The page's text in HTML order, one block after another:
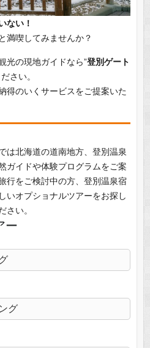
ない！
満喫してみませんか？
光の現地ガイドなら”登別ゲート
ださい。
得のいくサービスをご提案いた
は北海道の道南地方、登別温泉
ガイドや体験プログラムをご案
行をご検討中の方、登別温泉宿
いオプショナルツアーをお探し
さい。
ー
グ